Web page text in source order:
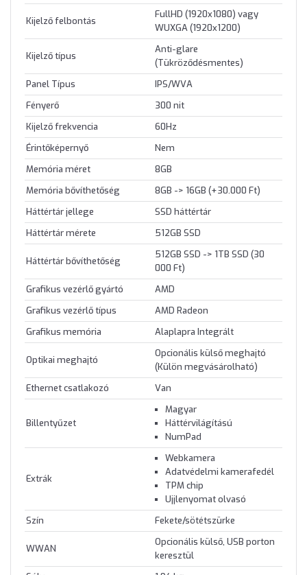
Kijelző felbontás
FullHD (1920x1080) vagy
WUXGA (1920x1200)
Kijelző típus
Anti-glare
(Tükröződésmentes)
Panel Típus
IPS/WVA
Fényerő
300 nit
Kijelző frekvencia
60Hz
Érintőképernyő
Nem
Memória méret
8GB
Memória bővíthetőség
8GB -> 16GB (+30.000 Ft)
Háttértár jellege
SSD háttértár
Háttértár mérete
512GB SSD
Háttértár bővíthetőség
512GB SSD -> 1TB SSD (30
000 Ft)
Grafikus vezérlő gyártó
AMD
Grafikus vezérlő típus
AMD Radeon
Grafikus memória
Alaplapra Integrált
Optikai meghajtó
Opcionális külső meghajtó
(Külön megvásárolható)
Ethernet csatlakozó
Van
Billentyűzet
Magyar
Háttérvilágítású
NumPad
Extrák
Webkamera
Adatvédelmi kamerafedél
TPM chip
Ujjlenyomat olvasó
Szín
Fekete/sötétszürke
WWAN
Opcionális külső, USB porton
keresztül